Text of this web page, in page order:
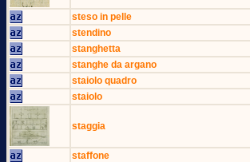
steso in pelle
stendino
stanghetta
stanghe da argano
staiolo quadro
staiolo
staggia
staffone